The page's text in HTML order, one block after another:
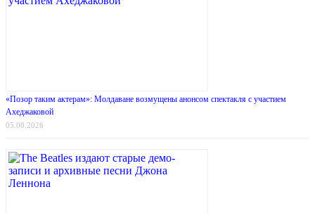
«Позор таким актерам»: Молдаване возмущены анонсом спектакля с участием
Ахеджаковой
05.08.2026